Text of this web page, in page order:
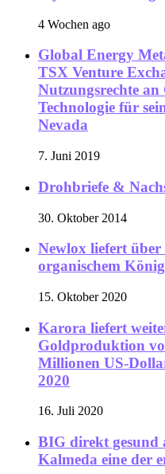
4 Wochen ago
Global Energy
TSX Venture
Nutzungsrechte
Technologie für
Nevada
7. Juni 2019
Drohbriefe &
30. Oktober 2014
Newlox liefert
organischem
15. Oktober 2020
Karora liefert
Goldproduktion
Millionen US-
2020
16. Juli 2020
BIG direkt gesund
Kalmeda eine der